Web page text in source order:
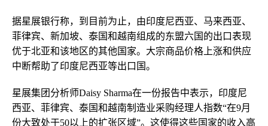
据星展银行称，到目前为止，由印度尼西亚、马来西亚、
菲律宾、新加坡、泰国和越南组成的东盟六国的出口表现
优于北亚和该地区的其他国家。大宗商品价格上涨和供应
中断帮助了印度尼西亚等出口国。
星展集团分析师Daisy Sharma在一份报告中表示，印度尼
西亚、菲律宾、泰国和越南制造业采购经理人指数“在9月
份大致处于50以上的扩张区域”。这使得这些国家的收入高